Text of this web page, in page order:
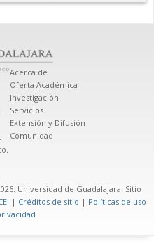
Acerca de
Oferta Académica
Investigación
Servicios
Extensión y Difusión
Comunidad
Universidad de Guadalajara. Sitio
| Créditos de sitio | Políticas de uso